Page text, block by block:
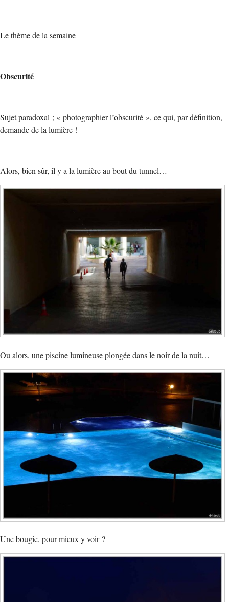
Le thème de la semaine
Obscurité
Sujet paradoxal ; « photographier l’obscurité », ce qui, par définition,
demande de la lumière !
Alors, bien sûr, il y a la lumière au bout du tunnel…
Ou alors, une piscine lumineuse plongée dans le noir de la nuit…
Une bougie, pour mieux y voir ?